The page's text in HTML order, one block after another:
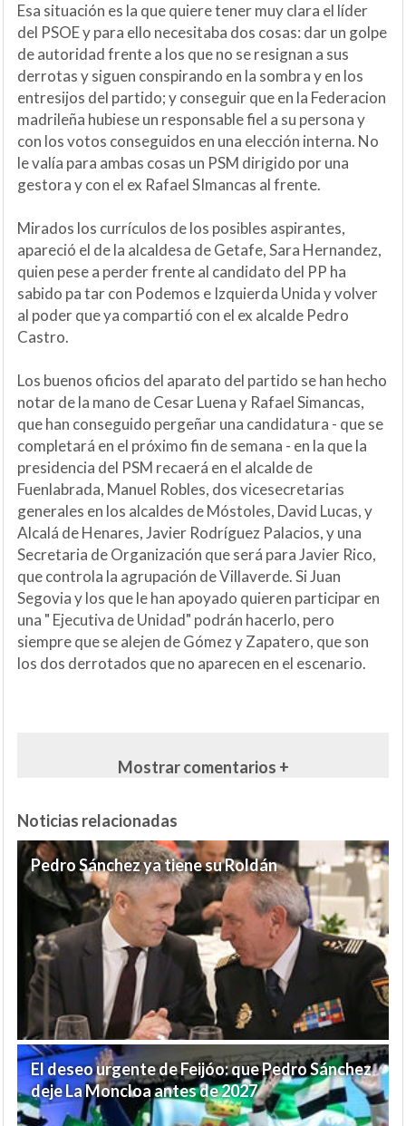
Esa situación es la que quiere tener muy clara el líder
del PSOE y para ello necesitaba dos cosas: dar un golpe
de autoridad frente a los que no se resignan a sus
derrotas y siguen conspirando en la sombra y en los
entresijos del partido; y conseguir que en la Federacion
madrileña hubiese un responsable fiel a su persona y
con los votos conseguidos en una elección interna. No
le valía para ambas cosas un PSM dirigido por una
gestora y con el ex Rafael SImancas al frente.
Mirados los currículos de los posibles aspirantes,
apareció el de la alcaldesa de Getafe, Sara Hernandez,
quien pese a perder frente al candidato del PP ha
sabido pa tar con Podemos e Izquierda Unida y volver
al poder que ya compartió con el ex alcalde Pedro
Castro.
Los buenos oficios del aparato del partido se han hecho
notar de la mano de Cesar Luena y Rafael Simancas,
que han conseguido pergeñar una candidatura - que se
completará en el próximo fin de semana - en la que la
presidencia del PSM recaerá en el alcalde de
Fuenlabrada, Manuel Robles, dos vicesecretarias
generales en los alcaldes de Móstoles, David Lucas, y
Alcalá de Henares, Javier Rodríguez Palacios, y una
Secretaria de Organización que será para Javier Rico,
que controla la agrupación de Villaverde. Si Juan
Segovia y los que le han apoyado quieren participar en
una " Ejecutiva de Unidad" podrán hacerlo, pero
siempre que se alejen de Gómez y Zapatero, que son
los dos derrotados que no aparecen en el escenario.
Mostrar comentarios +
Noticias relacionadas
Pedro Sánchez ya tiene su Roldán
El deseo urgente de Feijóo: que Pedro Sánchez
deje La Moncloa antes de 2027